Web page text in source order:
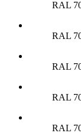
RAL
RAL
RAL
RAL
RAL